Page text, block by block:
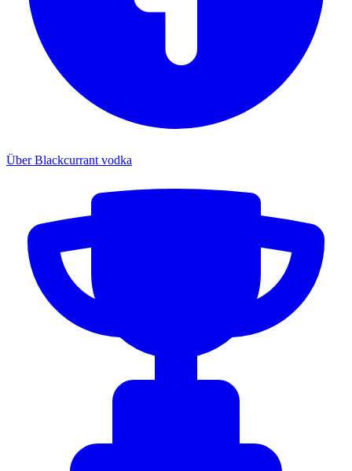
Über Blackcurrant vodka